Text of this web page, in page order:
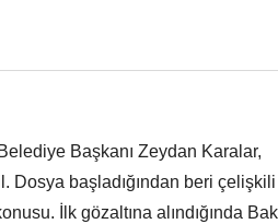
Başkanı Zeydan Karalar,
Dosya başladığından beri çelişkili
İlk gözaltına alındığında